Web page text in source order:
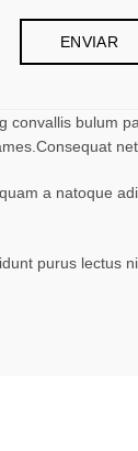
bulum
net
a natoque
purus lectus